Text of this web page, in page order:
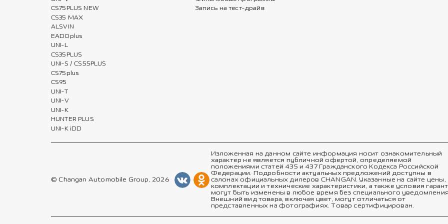
CS75PLUS NEW
CS35 MAX
ALSVIN
EADOplus
UNI-L
CS35PLUS
UNI-S / CS55PLUS
CS75plus
CS95
UNI-T
UNI-V
UNI-K
HUNTER PLUS
UNI-K iDD
Запись на тест-драйв
© Changan Automobile Group, 2026
Изложенная на данном сайте информация носит ознакомительный
характер не является публичной офертой, определяемой
положениями статей 435 и 437 Гражданского Кодекса Российской
Федерации. Подробности актуальных предложений доступны в
салонах официальных дилеров CHANGAN. Указанные на сайте цены,
комплектации и технические характеристики, а также условия
могут быть изменены в любое время без специального
Внешний вид товара, включая цвет, могут отличаться от
представленных на фотографиях. Товар сертифицирован.